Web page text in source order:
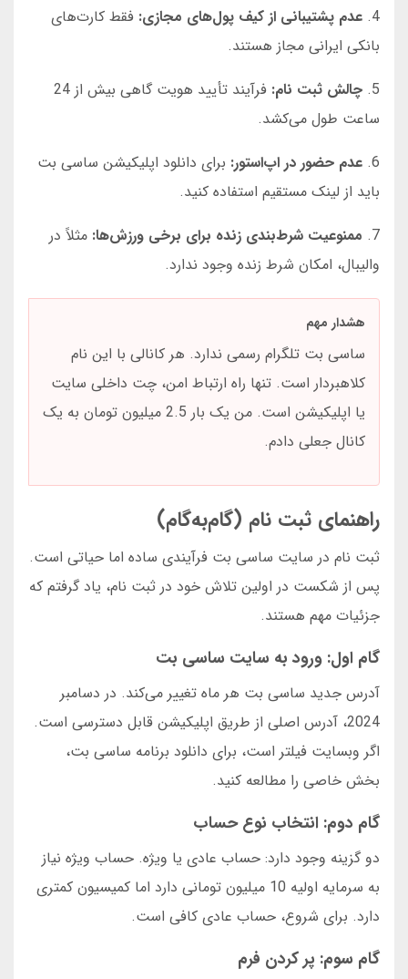
4. عدم پشتیبانی از کیف پول‌های مجازی: فقط کارت‌های
بانکی ایرانی مجاز هستند.
5. چالش ثبت نام:
فرآیند تأیید هویت گاهی بیش از 24
ساعت طول می‌کشد.
6. عدم حضور در اپ‌استور: برای دانلود اپلیکیشن ساسی بت
باید از لینک مستقیم استفاده کنید.
7. ممنوعیت شرط‌بندی زنده برای برخی ورزش‌ها: مثلاً در
والیبال، امکان شرط زنده وجود ندارد.
هشدار مهم
ساسی بت تلگرام رسمی ندارد. هر کانالی با این نام
کلاهبردار است. تنها راه ارتباط امن، چت داخلی سایت
یا اپلیکیشن است. من یک بار 2.5 میلیون تومان به یک
کانال جعلی دادم.
راهنمای ثبت نام (گام‌به‌گام)
ثبت نام در سایت ساسی بت فرآیندی ساده اما حیاتی است.
پس از شکست در اولین تلاش خود در ثبت نام، یاد گرفتم که
جزئیات مهم هستند.
گام اول: ورود به سایت ساسی بت
آدرس جدید ساسی بت هر ماه تغییر می‌کند. در دسامبر
2024، آدرس اصلی از طریق اپلیکیشن قابل دسترسی است.
اگر وبسایت فیلتر است، برای دانلود برنامه ساسی بت،
بخش خاصی را مطالعه کنید.
گام دوم: انتخاب نوع حساب
دو گزینه وجود دارد: حساب عادی یا ویژه. حساب ویژه نیاز
به سرمایه اولیه 10 میلیون تومانی دارد اما کمیسیون کمتری
دارد. برای شروع، حساب عادی کافی است.
گام سوم: پر کردن فرم